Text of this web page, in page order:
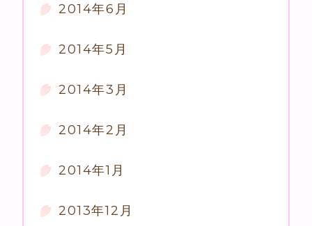
2014年6月
2014年5月
2014年3月
2014年2月
2014年1月
2013年12月